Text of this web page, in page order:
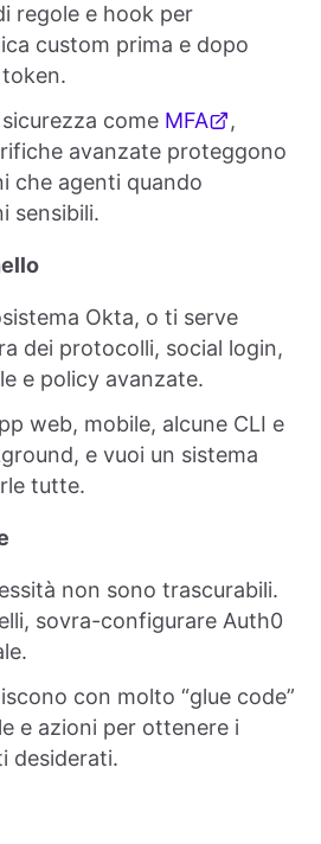
regole e hook per
custom prima e dopo
come MFA
,
avanzate proteggono
che agenti quando
sensibili.
Okta, o ti serve
dei protocolli, social login,
e policy avanzate.
web, mobile, alcune CLI e
e vuoi un sistema
tutte.
non sono trascurabili.
sovra-configurare Auth0
con molto “glue code”
e azioni per ottenere i
desiderati.